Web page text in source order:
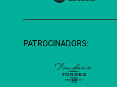
PATROCINADORS: